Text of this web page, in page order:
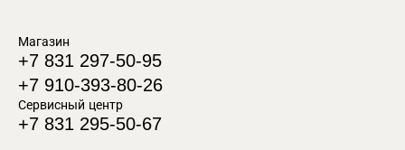
Магазин
+7 831 297-50-95
+7 910-393-80-26
Сервисный центр
+7 831 295-50-67